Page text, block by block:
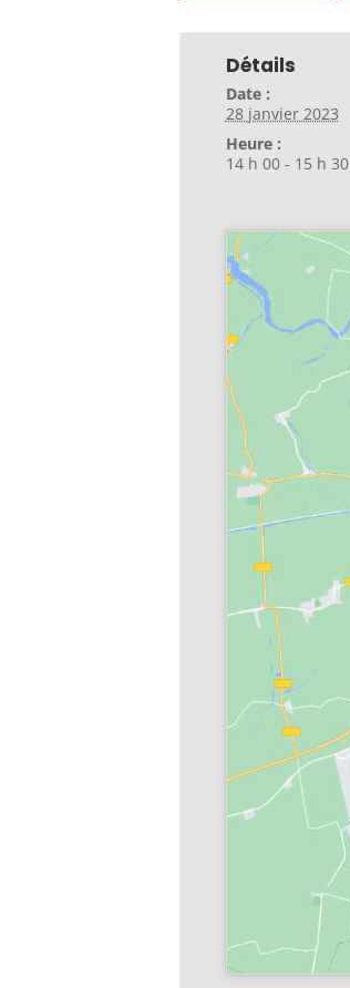
Détails
Date :
28 janvier 2023
Heure :
14 h 00 - 15 h 30